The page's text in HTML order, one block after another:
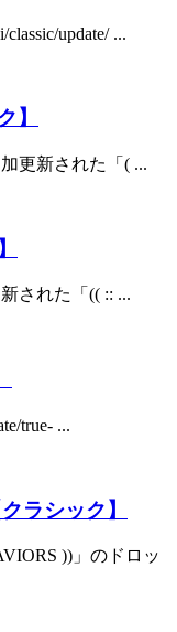
update/ ...
】
更新された「( ...
された「(( :: ...
true- ...
ラシック】
))」のドロッ